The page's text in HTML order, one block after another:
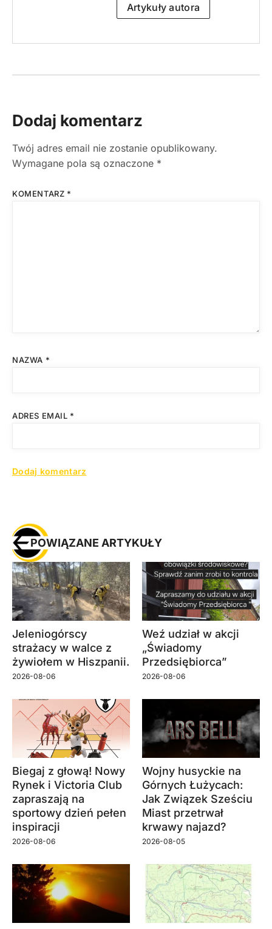
Artykuły autora
Dodaj komentarz
Twój adres email nie zostanie opublikowany.
Wymagane pola są oznaczone *
KOMENTARZ *
NAZWA *
ADRES EMAIL *
POWIĄZANE ARTYKUŁY
Jeleniogórscy
strażacy w walce z
żywiołem w Hiszpanii.
2026-08-06
Weź udział w akcji
„Świadomy
Przedsiębiorca”
2026-08-06
Biegaj z głową! Nowy
Rynek i Victoria Club
zapraszają na
sportowy dzień pełen
inspiracji
2026-08-06
Wojny husyckie na
Górnych Łużycach:
Jak Związek Sześciu
Miast przetrwał
krwawy najazd?
2026-08-05